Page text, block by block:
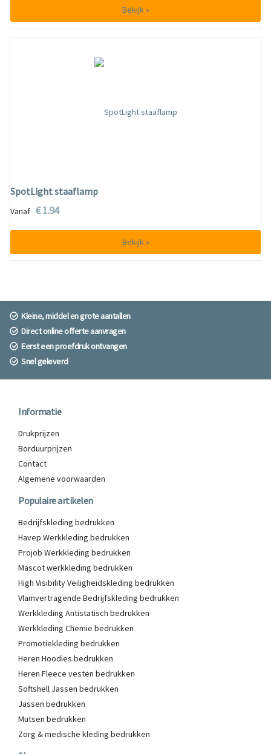
Bekijk »
SpotLight staaflamp
Vanaf € 1.94
Bekijk »
Kleine, middel en grote aantallen
Direct online offerte aanvragen
Eerst een proefdruk ontvangen
Snel geleverd
Informatie
Drukprijzen
Borduurprijzen
Contact
Algemene voorwaarden
Populaire artikelen
Bedrijfskleding bedrukken
Havep Werkkleding bedrukken
Projob Werkkleding bedrukken
Mascot werkkleding bedrukken
High Visibility Veiligheidskleding bedrukken
Vlamvertragende Bedrijfskleding bedrukken
Werkkleding Antistatisch bedrukken
Werkkleding Chemie bedrukken
Promotiekleding bedrukken
Heren Hoodies bedrukken
Heren Fleece vesten bedrukken
Softshell Jassen bedrukken
Jassen bedrukken
Mutsen bedrukken
Zorg & medische kleding bedrukken